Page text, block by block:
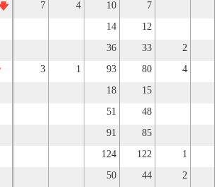
7 4 10
7
14
12
36 33
2
3 1 93 80
4
18
15
51
48
91
85
124 122
1
50 44
2